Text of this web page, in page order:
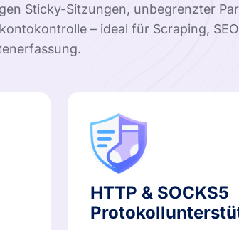
Sticky-Sitzungen, unbegrenzter
– ideal für Scraping, SEO
HTTP & SOCKS5